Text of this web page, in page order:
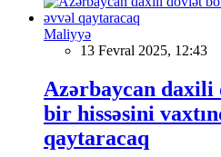
Maliyyə
13 Fevral 2025, 12:43
Azərbaycan daxili
bir hissəsini
qaytaracaq